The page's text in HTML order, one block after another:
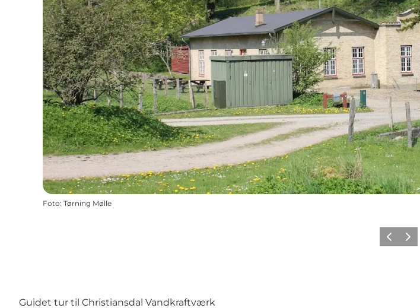
Foto: Tørning Mølle
ForrigeNæste
Guidet tur til Christiansdal Vandkraftværk